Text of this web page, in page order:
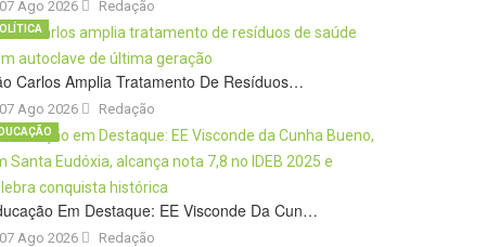
07 Ago 2026 Redação
Carlos Amplia Tratamento De Resíduos…
07 Ago 2026 Redação
Em Destaque: EE Visconde Da Cun…
07 Ago 2026 Redação